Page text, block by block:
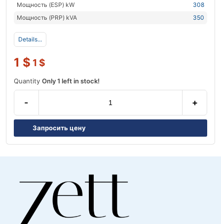
Мощность (ESP) kW
308
Мощность (PRP) kVA
350
Details...
1 $ 1 $
Quantity Only 1 left in stock!
- +
Запросить цену